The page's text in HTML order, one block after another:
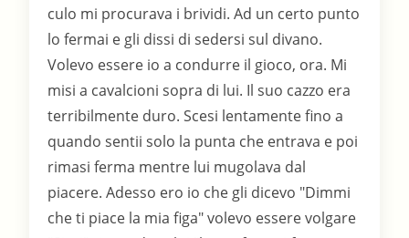
culo mi procurava i brividi. Ad un certo punto
lo fermai e gli dissi di sedersi sul divano.
Volevo essere io a condurre il gioco, ora. Mi
misi a cavalcioni sopra di lui. Il suo cazzo era
terribilmente duro. Scesi lentamente fino a
quando sentii solo la punta che entrava e poi
rimasi ferma mentre lui mugolava dal
piacere. Adesso ero io che gli dicevo "Dimmi
che ti piace la mia figa" volevo essere volgare